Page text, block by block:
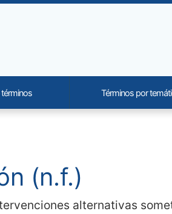
and
(n.f.)
alternativas
Términos por